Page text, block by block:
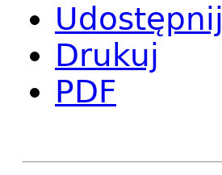
Udostępnij
Drukuj
PDF